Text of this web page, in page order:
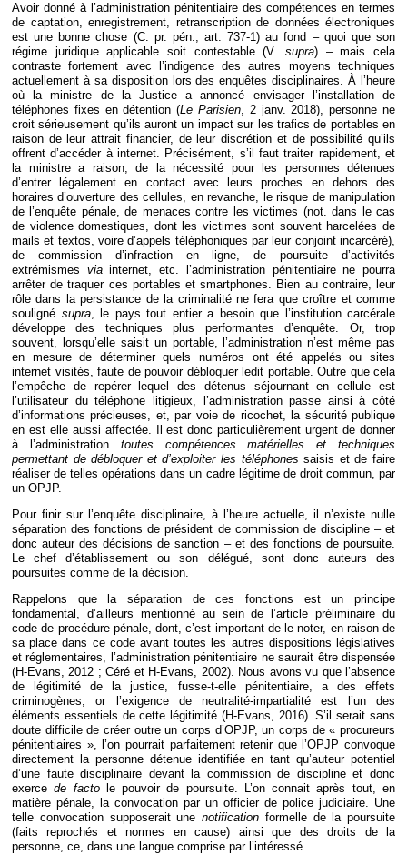
Avoir donné à l’administration pénitentiaire des compétences en termes
de captation, enregistrement, retranscription de données électroniques
est une bonne chose (C. pr. pén., art. 737-1) au fond – quoi que son
régime juridique applicable soit contestable (V. supra) – mais cela
contraste fortement avec l’indigence des autres moyens techniques
actuellement à sa disposition lors des enquêtes disciplinaires. À l’heure
où la ministre de la Justice a annoncé envisager l’installation de
téléphones fixes en détention (Le Parisien, 2 janv. 2018), personne ne
croit sérieusement qu’ils auront un impact sur les trafics de portables en
raison de leur attrait financier, de leur discrétion et de possibilité qu’ils
offrent d’accéder à internet. Précisément, s’il faut traiter rapidement, et
la ministre a raison, de la nécessité pour les personnes détenues
d’entrer légalement en contact avec leurs proches en dehors des
horaires d’ouverture des cellules, en revanche, le risque de manipulation
de l’enquête pénale, de menaces contre les victimes (not. dans le cas
de violence domestiques, dont les victimes sont souvent harcelées de
mails et textos, voire d’appels téléphoniques par leur conjoint incarcéré),
de commission d’infraction en ligne, de poursuite d’activités
extrémismes viainternet, etc. l’administration pénitentiaire ne pourra
arrêter de traquer ces portables et smartphones. Bien au contraire, leur
rôle dans la persistance de la criminalité ne fera que croître et comme
souligné supra, le pays tout entier a besoin que l’institution carcérale
développe des techniques plus performantes d’enquête. Or, trop
souvent, lorsqu’elle saisit un portable, l’administration n’est même pas
en mesure de déterminer quels numéros ont été appelés ou sites
internet visités, faute de pouvoir débloquer ledit portable. Outre que cela
l’empêche de repérer lequel des détenus séjournant en cellule est
l’utilisateur du téléphone litigieux, l’administration passe ainsi à côté
d’informations précieuses, et, par voie de ricochet, la sécurité publique
en est elle aussi affectée. Il est donc particulièrement urgent de donner
à l’administration toutes compétences matérielles et techniques
permettant de débloquer et d’exploiter les téléphones saisis et de faire
réaliser de telles opérations dans un cadre légitime de droit commun, par
un OPJP.
Pour finir sur l’enquête disciplinaire, à l’heure actuelle, il n’existe nulle
séparation des fonctions de président de commission de discipline – et
donc auteur des décisions de sanction – et des fonctions de poursuite.
Le chef d’établissement ou son délégué, sont donc auteurs des
poursuites comme de la décision.
Rappelons que la séparation de ces fonctions est un principe
fondamental, d’ailleurs mentionné au sein de l’article préliminaire du
code de procédure pénale, dont, c’est important de le noter, en raison de
sa place dans ce code avant toutes les autres dispositions législatives
et réglementaires, l’administration pénitentiaire ne saurait être dispensée
(H-Evans, 2012 ; Céré et H-Evans, 2002). Nous avons vu que l’absence
de légitimité de la justice, fusse-t-elle pénitentiaire, a des effets
criminogènes, or l’exigence de neutralité-impartialité est l’un des
éléments essentiels de cette légitimité (H-Evans, 2016). S’il serait sans
doute difficile de créer outre un corps d’OPJP, un corps de « procureurs
pénitentiaires », l’on pourrait parfaitement retenir que l’OPJP convoque
directement la personne détenue identifiée en tant qu’auteur potentiel
d’une faute disciplinaire devant la commission de discipline et donc
exercede factole pouvoir de poursuite. L’on connait après tout, en
matière pénale, la convocation par un officier de police judiciaire. Une
telle convocation supposerait une notification formelle de la poursuite
(faits reprochés et normes en cause) ainsi que des droits de la
personne, ce, dans une langue comprise par l’intéressé.